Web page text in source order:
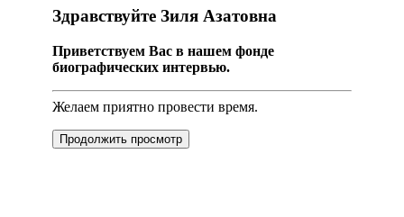
Здравствуйте Зиля Азатовна
Приветствуем Вас в нашем фонде
биографических интервью.
Желаем приятно провести время.
Продолжить просмотр